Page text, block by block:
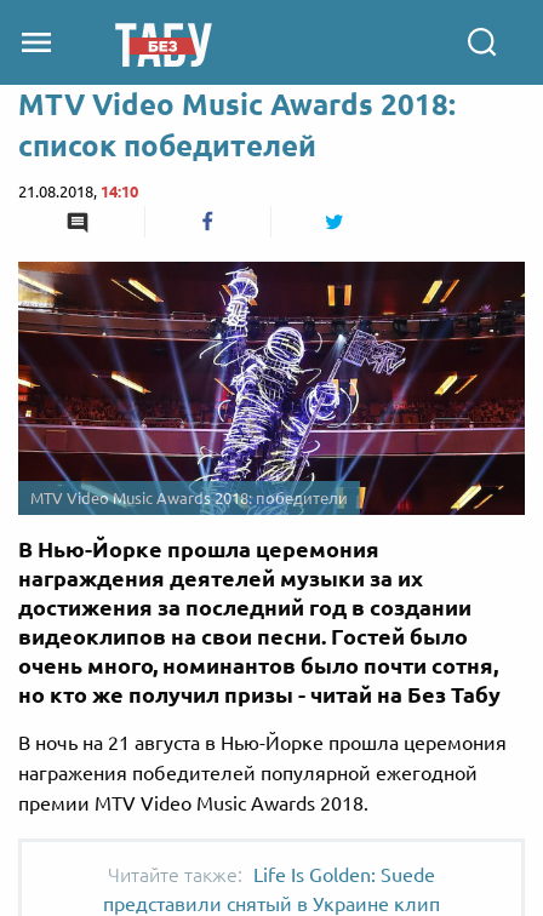
MTV Video Music Awards 2018:
список победителей
21.08.2018, 14:10
MTV Video Music Awards 2018: победители
В Нью-Йорке прошла церемония
награждения деятелей музыки за их
достижения за последний год в создании
видеоклипов на свои песни. Гостей было
очень много, номинантов было почти сотня,
но кто же получил призы - читай на Без Табу
В ночь на 21 августа в Нью-Йорке прошла церемония
награжения победителей популярной ежегодной
премии MTV Video Music Awards 2018.
Life Is Golden: Suede
представили снятый в Украине клип